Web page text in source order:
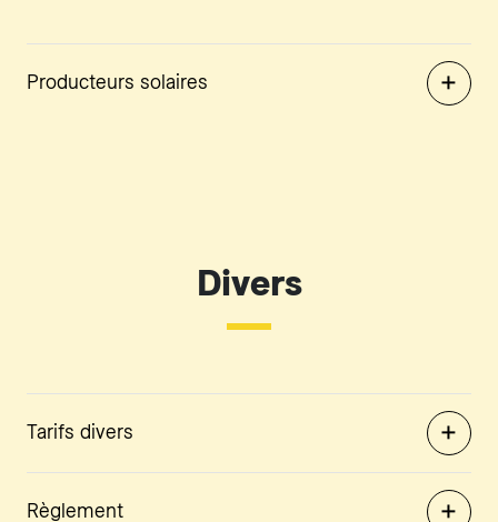
Producteurs solaires
Divers
Tarifs divers
Règlement